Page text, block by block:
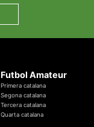
Futbol Amateur
Primera catalana
Segona catalana
Tercera catalana
Quarta catalana